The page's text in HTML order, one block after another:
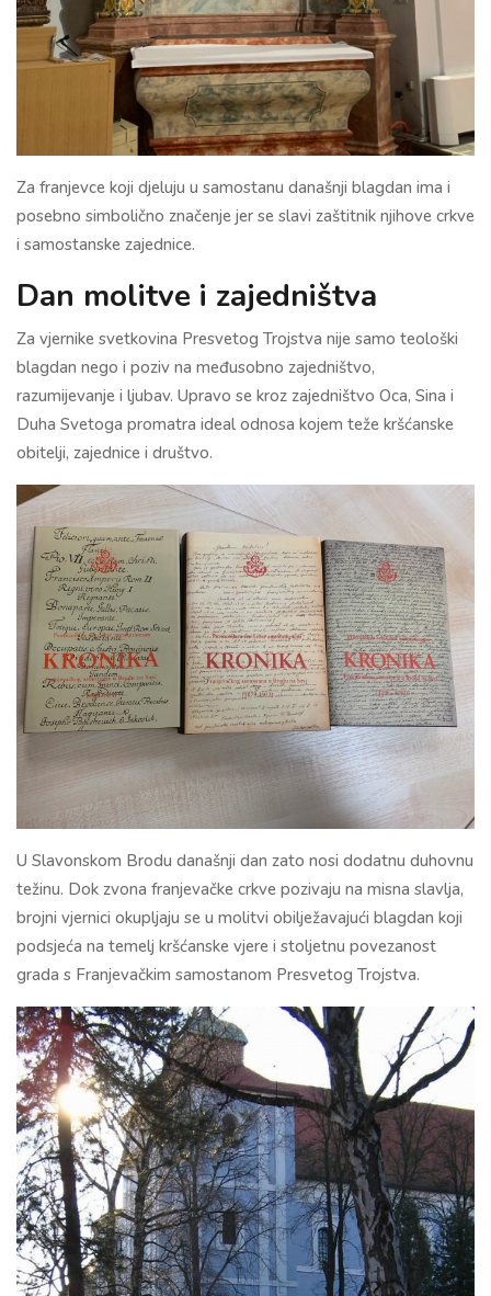
Za franjevce koji djeluju u samostanu današnji blagdan ima i
posebno simbolično značenje jer se slavi zaštitnik njihove crkve
i samostanske zajednice.
Dan molitve i zajedništva
Za vjernike svetkovina Presvetog Trojstva nije samo teološki
blagdan nego i poziv na međusobno zajedništvo,
razumijevanje i ljubav. Upravo se kroz zajedništvo Oca, Sina i
Duha Svetoga promatra ideal odnosa kojem teže kršćanske
obitelji, zajednice i društvo.
U Slavonskom Brodu današnji dan zato nosi dodatnu duhovnu
težinu. Dok zvona franjevačke crkve pozivaju na misna slavlja,
brojni vjernici okupljaju se u molitvi obilježavajući blagdan koji
podsjeća na temelj kršćanske vjere i stoljetnu povezanost
grada s Franjevačkim samostanom Presvetog Trojstva.